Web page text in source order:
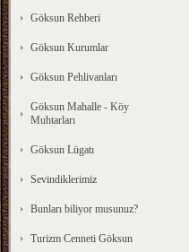
Göksun Rehberi
Göksun Kurumlar
Göksun Pehlivanları
Göksun Mahalle - Köy
Muhtarları
Göksun Lügatı
Sevindiklerimiz
Bunları biliyor musunuz?
Turizm Cenneti Göksun